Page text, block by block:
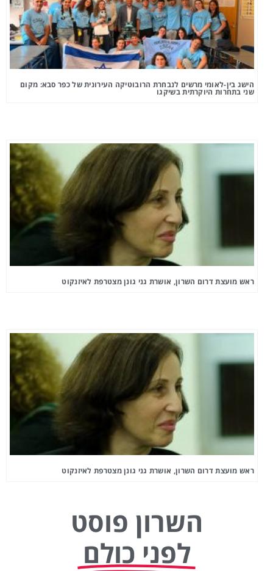
הישג בין-לאומי מרשים לנבחרת הרובוטיקה העירונית של כפר סבא: מקום
שני בתחרות היוקרתית בשיקגו
ראש מועצת דרום השרון, אושרת גני גונן מצטרפת לאיזנקוט
ראש מועצת דרום השרון, אושרת גני גונן מצטרפת לאיזנקוט
השרון פוסט
לפני כולם